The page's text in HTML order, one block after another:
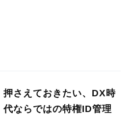
押さえておきたい、DX時
代ならではの特権ID管理